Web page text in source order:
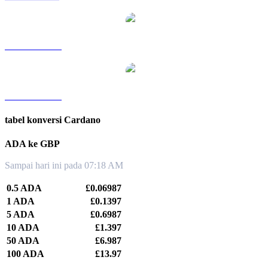
tabel konversi Cardano
ADA ke GBP
Sampai hari ini pada 07:18 AM
0.5 ADA
£0.06987
1 ADA
£0.1397
5 ADA
£0.6987
10 ADA
£1.397
50 ADA
£6.987
100 ADA
£13.97